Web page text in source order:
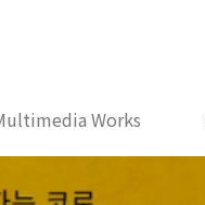
Works